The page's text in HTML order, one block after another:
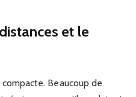
et le
Beaucoup de